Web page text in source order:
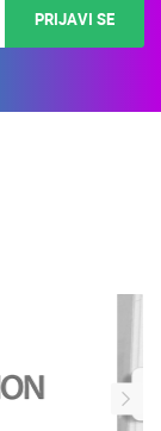
PRIJAVI SE